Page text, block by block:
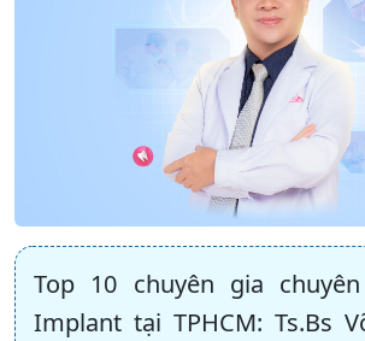
Top 10 chuyên gia
Implant tại TPHCM: Ts.Bs